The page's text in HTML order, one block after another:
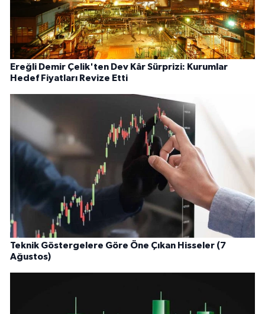
Ereğli Demir Çelik'ten Dev Kâr Sürprizi: Kurumlar
Hedef Fiyatları Revize Etti
Teknik Göstergelere Göre Öne Çıkan Hisseler (7
Ağustos)